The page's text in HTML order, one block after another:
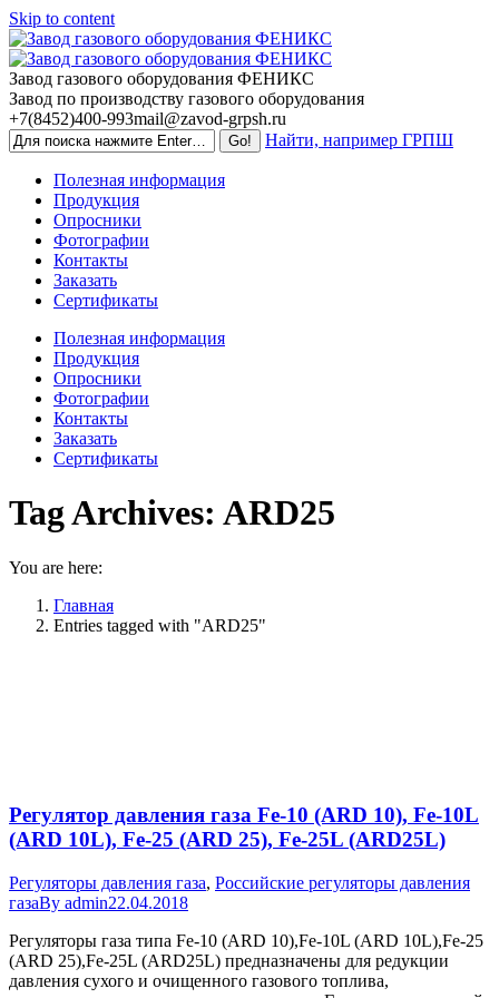
Skip to content
Завод газового оборудования ФЕНИКС
Завод по производству газового оборудования
+7(8452)400-993mail@zavod-grpsh.ru
Найти, например ГРПШ
Полезная информация
Продукция
Опросники
Фотографии
Контакты
Заказать
Сертификаты
Полезная информация
Продукция
Опросники
Фотографии
Контакты
Заказать
Сертификаты
Tag Archives: ARD25
You are here:
Главная
Entries tagged with "ARD25"
Регулятор давления газа Fe-10 (ARD 10), Fe-10L
(ARD 10L), Fe-25 (ARD 25), Fe-25L (ARD25L)
Регуляторы давления газа, Российские регуляторы давления
газаBy admin22.04.2018
Регуляторы газа типа Fe-10 (ARD 10),Fe-10L (ARD 10L),Fe-25
(ARD 25),Fe-25L (ARD25L) предназначены для редукции
давления сухого и очищенного газового топлива,